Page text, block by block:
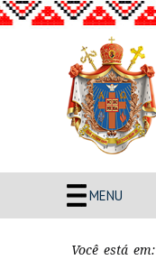
MENU
Você está em: